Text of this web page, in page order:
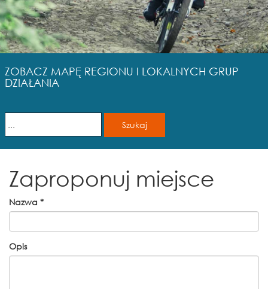
ZOBACZ MAPĘ REGIONU I LOKALNYCH GRUP
DZIAŁANIA
Zaproponuj miejsce
Nazwa *
Opis